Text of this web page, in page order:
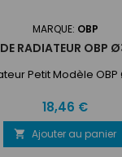
MARQUE: OBP
RADIATEUR OBP
Petit Modèle OBP
Prix
18,46 €
 Ajouter au panier